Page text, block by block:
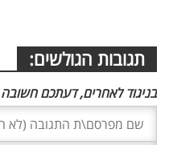
תגובות הגולשים:
בניגוד לאחרים, דעתכם חשובה